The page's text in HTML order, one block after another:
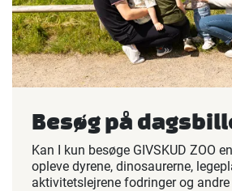
Besøg på
Kan I kun besøge GIVSKUD ZOO
opleve dyrene, dinosaurerne,
aktivitetslejrene fodringer og